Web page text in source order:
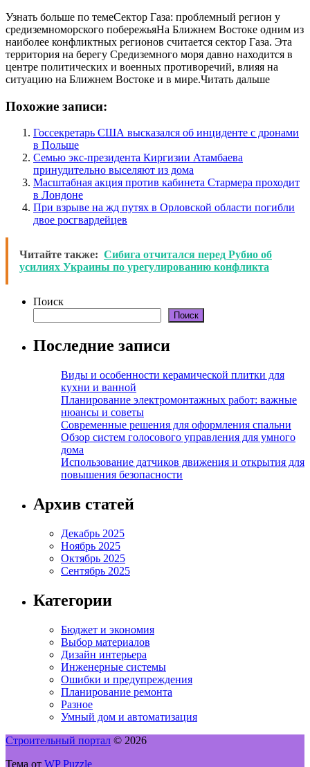
Узнать больше по темеСектор Газа: проблемный регион у
средиземноморского побережьяНа Ближнем Востоке одним из
наиболее конфликтных регионов считается сектор Газа. Эта
территория на берегу Средиземного моря давно находится в
центре политических и военных противоречий, влияя на
ситуацию на Ближнем Востоке и в мире.Читать дальше
Похожие записи:
Госсекретарь США высказался об инциденте с дронами
в Польше
Семью экс-президента Киргизии Атамбаева
принудительно выселяют из дома
Масштабная акция против кабинета Стармера проходит
в Лондоне
При взрыве на жд путях в Орловской области погибли
двое росгвардейцев
Читайте также: Сибига отчитался перед Рубио об
усилиях Украины по урегулированию конфликта
Поиск
Поиск
Последние записи
Виды и особенности керамической плитки для
кухни и ванной
Планирование электромонтажных работ: важные
нюансы и советы
Современные решения для оформления спальни
Обзор систем голосового управления для умного
дома
Использование датчиков движения и открытия для
повышения безопасности
Архив статей
Декабрь 2025
Ноябрь 2025
Октябрь 2025
Сентябрь 2025
Категории
Бюджет и экономия
Выбор материалов
Дизайн интерьера
Инженерные системы
Ошибки и предупреждения
Планирование ремонта
Разное
Умный дом и автоматизация
Строительный портал © 2026
Тема от WP Puzzle